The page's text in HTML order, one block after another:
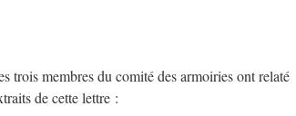
trois membres du comité des armoiries ont relaté
de cette lettre :